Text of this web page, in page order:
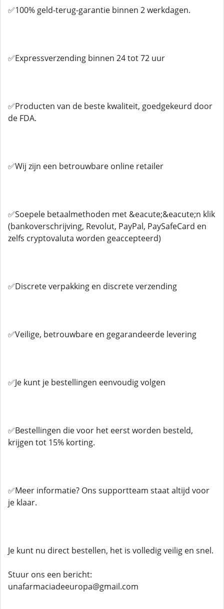
✅100% geld-terug-garantie binnen 2 werkdagen.
✅Expressverzending binnen 24 tot 72 uur
✅Producten van de beste kwaliteit, goedgekeurd door
de FDA.
✅Wij zijn een betrouwbare online retailer
✅Soepele betaalmethoden met &eacute;&eacute;n klik
(bankoverschrijving, Revolut, PayPal, PaySafeCard en
zelfs cryptovaluta worden geaccepteerd)
✅Discrete verpakking en discrete verzending
✅Veilige, betrouwbare en gegarandeerde levering
✅Je kunt je bestellingen eenvoudig volgen
✅Bestellingen die voor het eerst worden besteld,
krijgen tot 15% korting.
✅Meer informatie? Ons supportteam staat altijd voor
je klaar.
Je kunt nu direct bestellen, het is volledig veilig en snel.
Stuur ons een bericht:
unafarmaciadeeuropa@gmail.com